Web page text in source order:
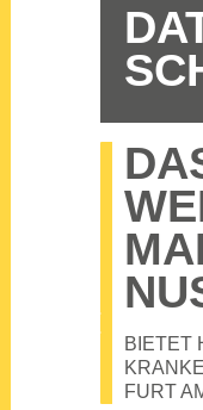
BIE­TET
FURT